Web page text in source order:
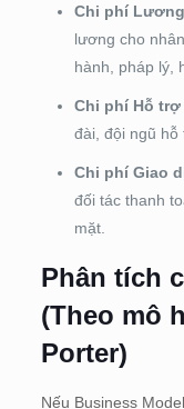
Chi phí
lương cho
hành, pháp lý,
Chi phí Hỗ
đài, đội ngũ hỗ
Chi phí Giao
đối tác thanh
mặt.
Phân tích
(Theo mô
Porter)
Nếu Business